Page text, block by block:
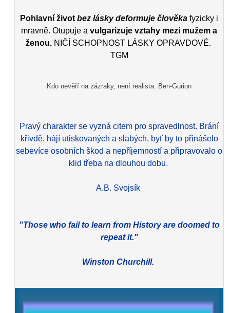
Pohlavní život bez lásky deformuje člověka fyzicky i
mravně. Otupuje avulgarizuje vztahy mezi mužem a
ženou. NIČÍ SCHOPNOST LÁSKY OPRAVDOVÉ.
TGM
Kdo nevěří na zázraky, není realista. Ben-Gurion
Pravý charakter se vyzná citem pro spravedlnost. Brání
křivdě, hájí utiskovaných a slabých, byť by to přinášelo
sebevíce osobních škod a nepříjemností a připravovalo o
klid třeba na dlouhou dobu.
A.B. Svojsík
"Those who fail to learn from History are doomed to
repeat it."
Winston Churchill.